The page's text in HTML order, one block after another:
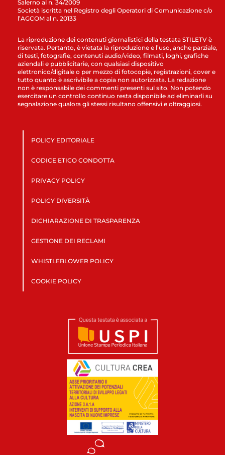
Salerno al n. 34/2009
Società iscritta nel Registro degli Operatori di Comunicazione c/o
l’AGCOM al n. 20133
La riproduzione dei contenuti giornalistici della testata STILETV è
riservata. Pertanto, è vietata la riproduzione e l’uso, anche parziale,
di testi, fotografie, contenuti audio/video, filmati, loghi, grafiche
aziendali e pubblicitarie, con qualsiasi dispositivo
elettronico/digitale o per mezzo di fotocopie, registrazioni, cover e
tutto quanto è ascrivibile a copia non autorizzata. La redazione
non è responsabile dei commenti presenti sul sito. Non potendo
esercitare un controllo continuo resta disponibile ad eliminarli su
segnalazione qualora gli stessi risultano offensivi e oltraggiosi.
POLICY EDITORIALE
CODICE ETICO CONDOTTA
PRIVACY POLICY
POLICY DIVERSITÀ
DICHIARAZIONE DI TRASPARENZA
GESTIONE DEI RECLAMI
WHISTLEBLOWER POLICY
COOKIE POLICY